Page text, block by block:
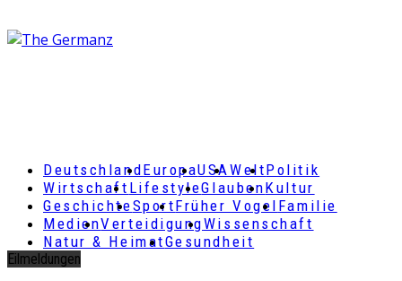
DeutschlandEuropaUSAWeltPolitik
Wirtschaft LifestyleGlaubenKultur
GeschichteSportFrüher Vogel Familie
MedienVerteidigungWissenschaft
Natur & HeimatGesundheit
Eilmeldungen